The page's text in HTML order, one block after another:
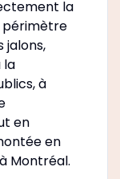
la
périmètre
jalons,
la
à
en
en
Montréal.